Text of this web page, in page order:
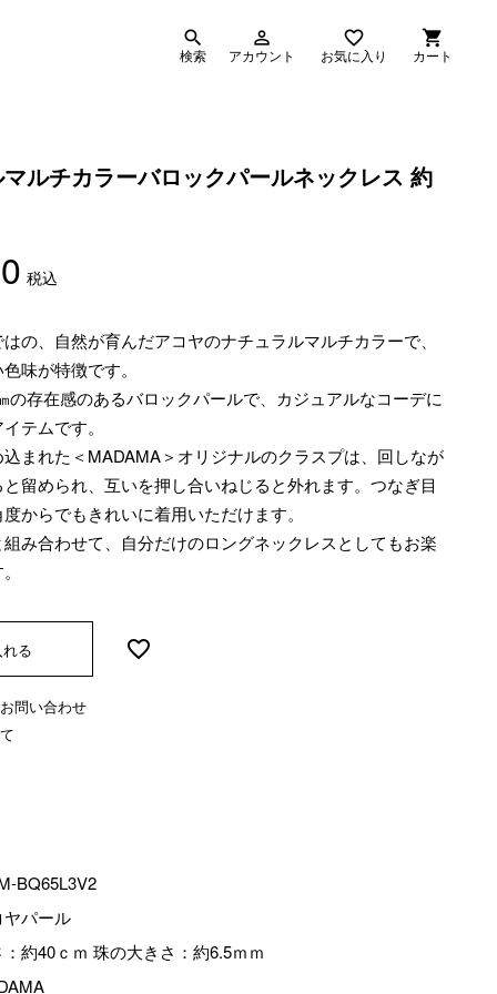
search
検索
person_outline
アカウント
favorite_border
お気に入り
shopping_cart
カート
ルチカラーバロックパールネックレス 約
税込
の、自然が育んだアコヤのナチュラルマルチカラーで、
味が特徴です。
の存在感のあるバロックパールで、カジュアルなコーデに
テムです。
まれた＜MADAMA＞オリジナルのクラスプは、回しなが
留められ、互いを押し合いねじると外れます。つなぎ目
からでもきれいに着用いただけます。
み合わせて、自分だけのロングネックレスとしてもお楽
る
問い合わせ
BQ65L3V2
パール
約40ｃｍ 珠の大きさ：約6.5ｍｍ